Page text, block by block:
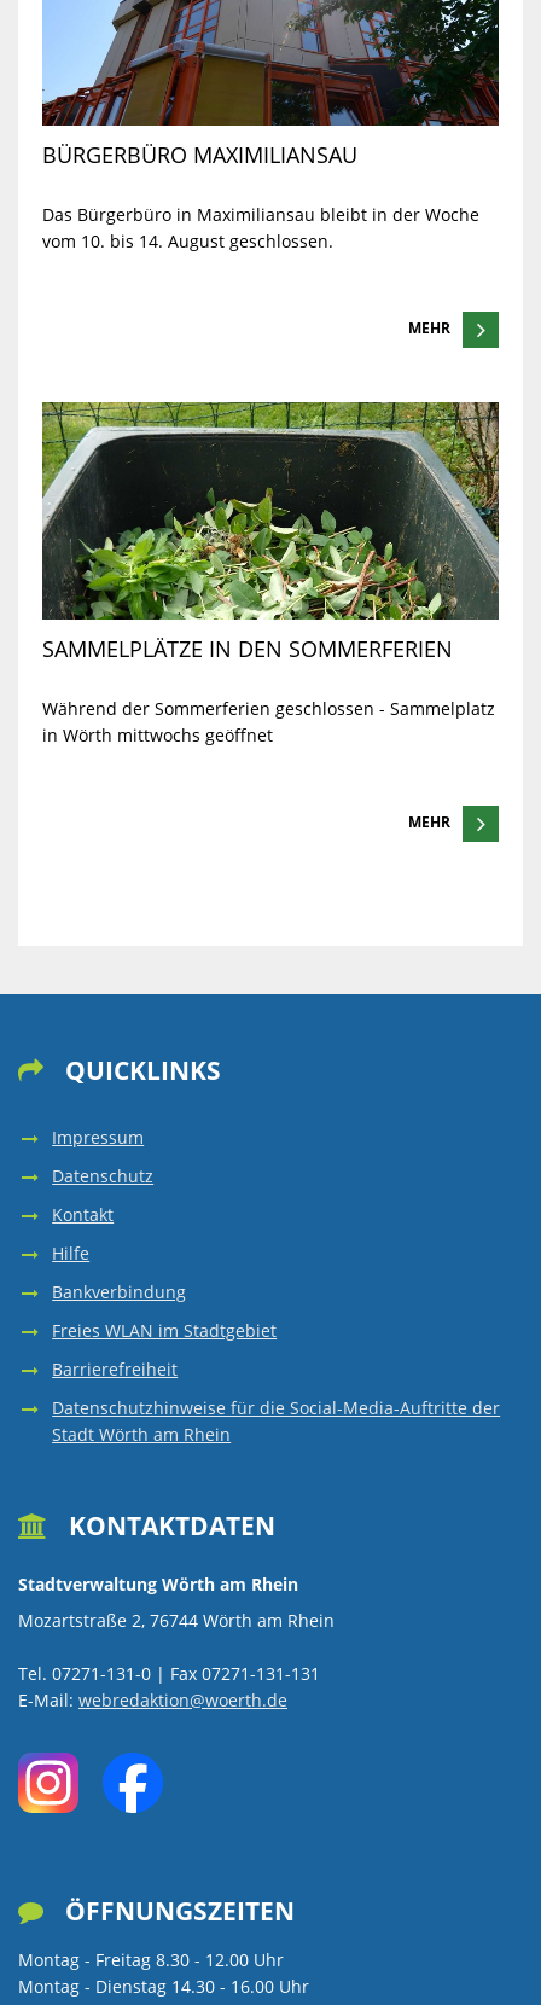
BÜRGERBÜRO MAXIMILIANSAU
Das Bürgerbüro in Maximiliansau bleibt in der Woche
vom 10. bis 14. August geschlossen.
MEHR
SAMMELPLÄTZE IN DEN SOMMERFERIEN
Während der Sommerferien geschlossen - Sammelplatz
in Wörth mittwochs geöffnet
MEHR
 QUICKLINKS
Impressum
Datenschutz
Kontakt
Hilfe
Bankverbindung
Freies WLAN im Stadtgebiet
Barrierefreiheit
Datenschutzhinweise für die Social-Media-Auftritte der
Stadt Wörth am Rhein
 KONTAKTDATEN
Stadtverwaltung Wörth am Rhein
Mozartstraße 2, 76744 Wörth am Rhein
Tel. 07271-131-0 | Fax 07271-131-131
E-Mail: webredaktion@woerth.de
 ÖFFNUNGSZEITEN
Montag - Freitag 8.30 - 12.00 Uhr
Montag - Dienstag 14.30 - 16.00 Uhr